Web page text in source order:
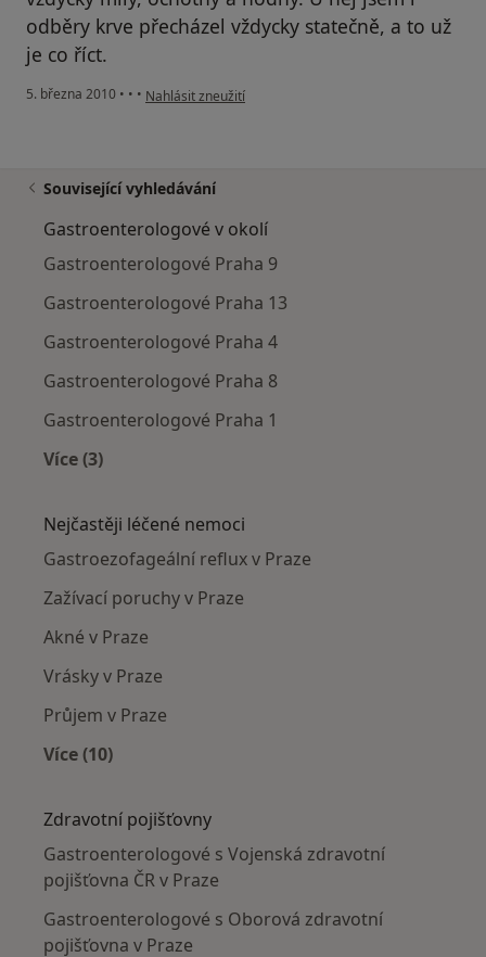
odběry krve přecházel vždycky statečně, a to už
je co říct.
5. března 2010 • • • podle názoru uživatele Pacient
Nahlásit zneužití
Související vyhledávání
Gastroenterologové v okolí
Gastroenterologové Praha 9
Gastroenterologové Praha 13
Gastroenterologové Praha 4
Gastroenterologové Praha 8
Gastroenterologové Praha 1
Více (3)
Nejčastěji léčené nemoci
Gastroezofageální reflux v Praze
Zažívací poruchy v Praze
Akné v Praze
Vrásky v Praze
Průjem v Praze
Více (10)
Zdravotní pojišťovny
Gastroenterologové s Vojenská zdravotní
pojišťovna ČR v Praze
Gastroenterologové s Oborová zdravotní
pojišťovna v Praze